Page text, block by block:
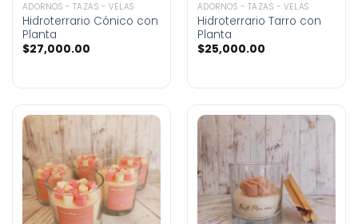
ADORNOS - TAZAS - VELAS
Hidroterrario Cónico con
Planta
$27,000.00
ADORNOS - TAZAS - VELAS
Hidroterrario Tarro con
Planta
$25,000.00